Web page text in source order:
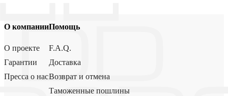
О компании
О проекте
Гарантии
Пресса о нас
Помощь
F.A.Q.
Доставка
Возврат и отмена
Таможенные пошлины